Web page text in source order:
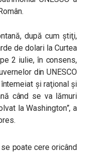
după cum ştiţi,
de dolari la Curtea
2 iulie, în consens,
din UNESCO
şi raţional şi
când se va lămuri
la Washington”, a
poate cere oricând